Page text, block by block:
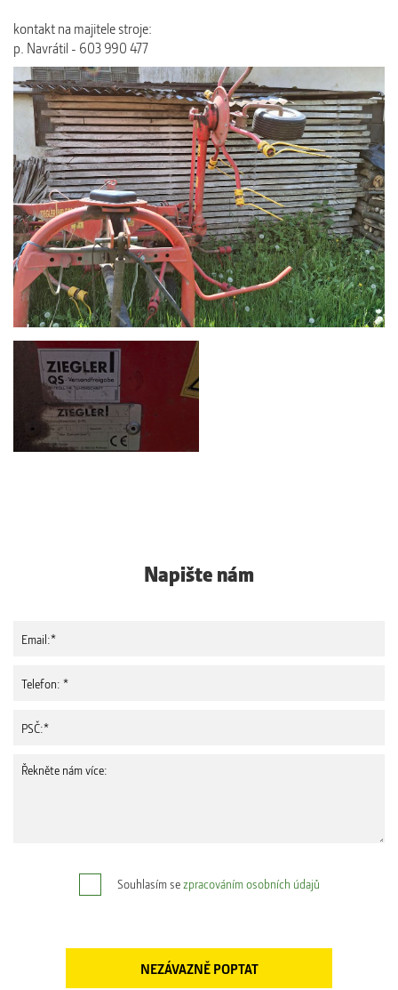
kontakt na majitele stroje:
p. Navrátil - 603 990 477
Napište nám
Souhlasím sezpracováním osobních údajů